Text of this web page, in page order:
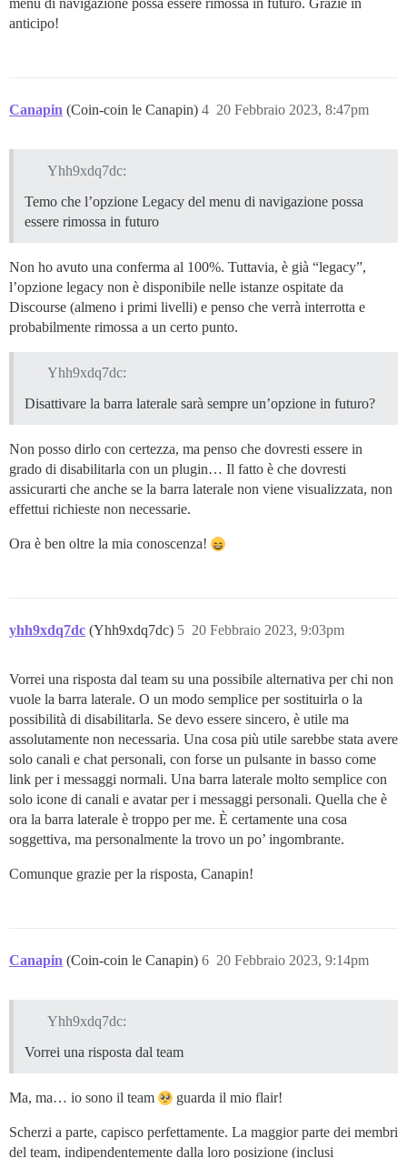
anticipo!
Canapin (Coin-coin le Canapin) 20 Febbraio 2023, 8:47pm
4
Yhh9xdq7dc:
Temo che l’opzione Legacy del menu di navigazione possa
essere rimossa in futuro
Non ho avuto una conferma al 100%. Tuttavia, è già “legacy”,
l’opzione legacy non è disponibile nelle istanze ospitate da
Discourse (almeno i primi livelli) e penso che verrà interrotta e
probabilmente rimossa a un certo punto.
Yhh9xdq7dc:
Disattivare la barra laterale sarà sempre un’opzione in futuro?
Non posso dirlo con certezza, ma penso che dovresti essere in
grado di disabilitarla con un plugin… Il fatto è che dovresti
assicurarti che anche se la barra laterale non viene visualizzata, non
effettui richieste non necessarie.
Ora è ben oltre la mia conoscenza!
yhh9xdq7dc (Yhh9xdq7dc) 20 Febbraio 2023, 9:03pm
5
Vorrei una risposta dal team su una possibile alternativa per chi non
vuole la barra laterale. O un modo semplice per sostituirla o la
possibilità di disabilitarla. Se devo essere sincero, è utile ma
assolutamente non necessaria. Una cosa più utile sarebbe stata avere
solo canali e chat personali, con forse un pulsante in basso come
link per i messaggi normali. Una barra laterale molto semplice con
solo icone di canali e avatar per i messaggi personali. Quella che è
ora la barra laterale è troppo per me. È certamente una cosa
soggettiva, ma personalmente la trovo un po’ ingombrante.
Comunque grazie per la risposta, Canapin!
Canapin (Coin-coin le Canapin) 20 Febbraio 2023, 9:14pm
6
Yhh9xdq7dc:
Vorrei una risposta dal team
Ma, ma… io sono il team guarda il mio flair!
Scherzi a parte, capisco perfettamente. La maggior parte dei membri
del team, indipendentemente dalla loro posizione (inclusi